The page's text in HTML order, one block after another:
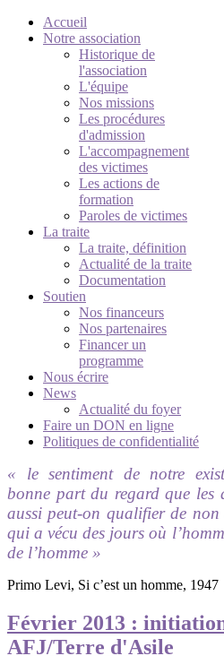
Accueil
Notre association
Historique de
l'association
L'équipe
Nos missions
Les procédures
d'admission
L'accompagnement
des victimes
Les actions de
formation
Paroles de victimes
La traite
La traite, définition
Actualité de la traite
Documentation
Soutien
Nos financeurs
Nos partenaires
Financer un
programme
Nous écrire
News
Actualité du foyer
Faire un DON en ligne
Politiques de confidentialité
« le sentiment de notre
bonne part du regard que les
aussi peut-on qualifier de non
qui a vécu des jours où
de l’homme »
Primo Levi, Si c’est un homme, 1947
Février 2013 :
AFJ/Terre d'Asile